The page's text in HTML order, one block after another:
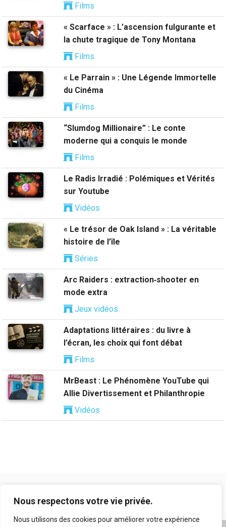
Nous respectons votre vie privée.
Nous utilisons des cookies pour améliorer votre expérience
Films
« Scarface » : L’ascension fulgurante et
la chute tragique de Tony Montana
Films
« Le Parrain » : Une Légende Immortelle
du Cinéma
Films
“Slumdog Millionaire” : Le conte
moderne qui a conquis le monde
Films
Le Radis Irradié : Polémiques et Vérités
sur Youtube
Vidéos
« Le trésor de Oak Island » : La véritable
histoire de l’île
Séries
Arc Raiders : extraction‑shooter en
mode extra
Jeux vidéos
Adaptations littéraires : du livre à
l’écran, les choix qui font débat
Films
MrBeast : Le Phénomène YouTube qui
Allie Divertissement et Philanthropie
Vidéos